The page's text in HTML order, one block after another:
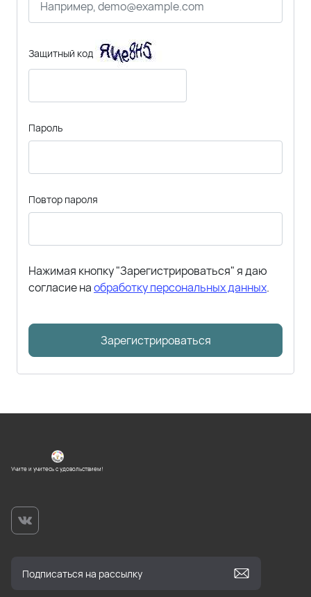
Защитный код
Пароль
Повтор пароля
Нажимая кнопку "Зарегистрироваться" я даю
согласие наобработку персональных данных.
Зарегистрироваться
Учите и учитесь с удовольствием!